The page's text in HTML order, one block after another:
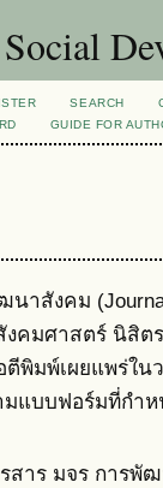
SEARCH
GUIDE FOR
คม (Journal
คมศาสตร์ นิสิ
พิมพ์เผยแพร่ใ
มแบบฟอร์มที่กำ
มจร การพัฒน